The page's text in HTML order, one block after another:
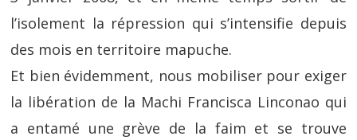
l’isolement la répression qui s’intensifie depuis
des mois en territoire mapuche.
Et bien évidemment, nous mobiliser pour exiger
la libération de la Machi Francisca Linconao qui
a entamé une grève de la faim et se trouve